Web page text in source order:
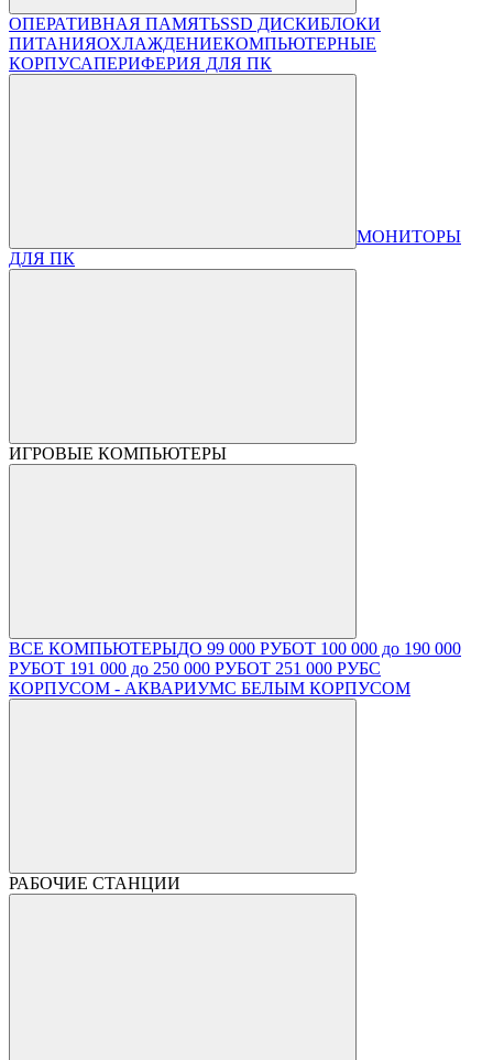
ОПЕРАТИВНАЯ ПАМЯТЬSSD ДИСКИБЛОКИ
ПИТАНИЯОХЛАЖДЕНИЕКОМПЬЮТЕРНЫЕ
КОРПУСАПЕРИФЕРИЯ ДЛЯ ПК
МОНИТОРЫ
ДЛЯ ПК
ИГРОВЫЕ КОМПЬЮТЕРЫ
ВСЕ КОМПЬЮТЕРЫДО 99 000 РУБОТ 100 000 до 190 000
РУБОТ 191 000 до 250 000 РУБОТ 251 000 РУБС
КОРПУСОМ - АКВАРИУМС БЕЛЫМ КОРПУСОМ
РАБОЧИЕ СТАНЦИИ